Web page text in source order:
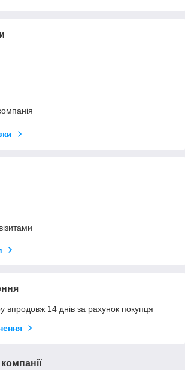
впродовж 14 днів за рахунок покупця